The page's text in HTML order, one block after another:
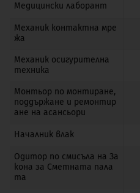
Медицински лаборант
Механик контактна мре
жа
Механик осигурителна
техника
Монтьор по монтиране,
поддържане и ремонтир
ане на асансьори
Началник влак
Одитор по смисъла на За
кона за Сметната пала
та